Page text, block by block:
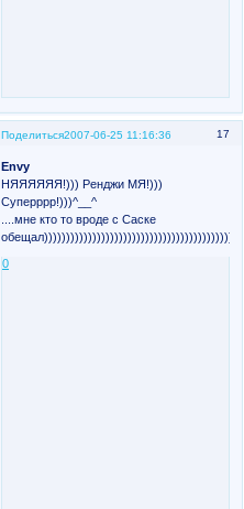
Поделиться 17
2007-06-25 11:16:36
Envy
НЯЯЯЯЯЯ!))) Ренджи МЯ!)))
Суперррр!)))^__^
....мне кто то вроде с Саске
0